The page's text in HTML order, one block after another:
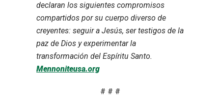
declaran los siguientes compromisos
compartidos por su cuerpo diverso de
creyentes: seguir a Jesús, ser testigos de la
paz de Dios y experimentar la
transformación del Espíritu Santo.
Mennoniteusa.org
# # #